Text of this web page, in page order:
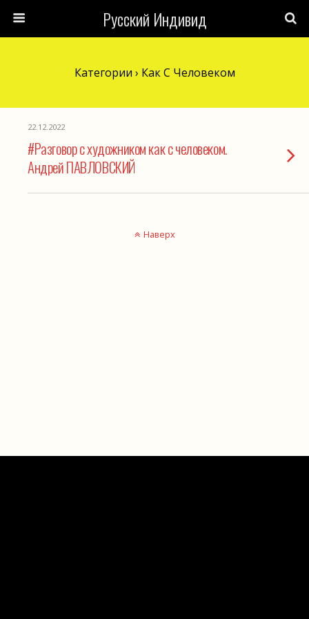
Русский Индивид
Категории › Как С Человеком
22.12.2022
#Разговор c художником как с человеком.
Андрей ПАВЛОВСКИЙ
Наверх